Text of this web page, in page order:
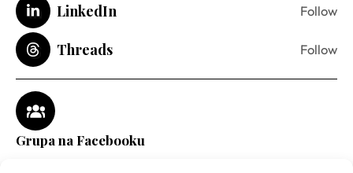
LinkedIn Follow
Threads Follow
Grupa na Facebooku